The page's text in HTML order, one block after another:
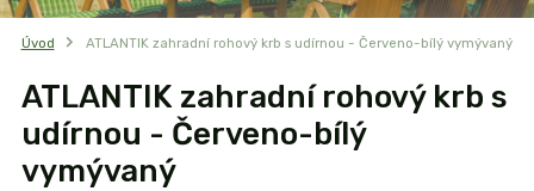
Úvod ATLANTIK zahradní rohový krb s udírnou - Červeno-bílý vymývaný
ATLANTIK zahradní rohový krb s
udírnou - Červeno-bílý
vymývaný